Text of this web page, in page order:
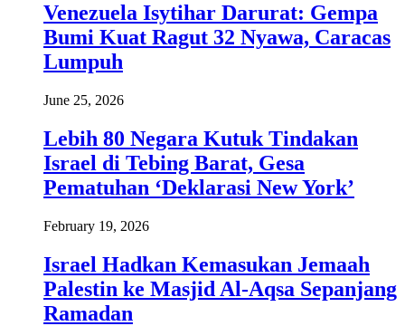
Venezuela Isytihar Darurat: Gempa
Bumi Kuat Ragut 32 Nyawa, Caracas
Lumpuh
June 25, 2026
Lebih 80 Negara Kutuk Tindakan
Israel di Tebing Barat, Gesa
Pematuhan ‘Deklarasi New York’
February 19, 2026
Israel Hadkan Kemasukan Jemaah
Palestin ke Masjid Al-Aqsa Sepanjang
Ramadan